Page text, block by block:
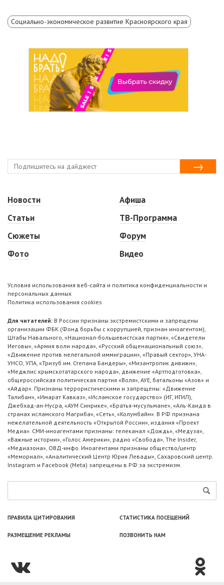
Социально-экономическое развитие Красноярского края
Новости
Статьи
Сюжеты
Фото
Афиша
ТВ-Программа
Форум
Видео
Условия использования веб-сайта и политика конфиденциальности и
персональных данных
Политика использования cookies
Для читателей: В России признаны экстремистскими и запрещены
организации ФБК (Фонд борьбы с коррупцией, признан иноагентом),
Штабы Навального, «Национал-большевистская партия», «Свидетели
Иеговы», «Армия воли народа», «Русский общенациональный союз»,
«Движение против нелегальной иммиграции», «Правый сектор», УНА-
УНСО, УПА, «Тризуб им. Степана Бандеры», «Мизантропик дивижн»,
«Меджлис крымскотатарского народа», движение «Артподготовка»,
общероссийская политическая партия «Воля», АУЕ, батальоны «Азов» и
«Айдар». Признаны террористическими и запрещены: «Движение
Талибан», «Имарат Кавказ», «Исламское государство» (ИГ, ИГИЛ),
Джебхад-ан-Нусра, «АУМ Синрике», «Братья-мусульмане», «Аль-Каида в
странах исламского Магриба», «Сеть», «Колумбайн». В РФ признана
нежелательной деятельность «Открытой России», издания «Проект
Медиа». СМИ-иноагентами признаны: телеканал «Дождь», «Медуза»,
«Важные истории», «Голос Америки», радио «Свобода», The Insider,
«Медиазона», ОВД-инфо. Иноагентами признаны общество/центр
«Мемориал», «Аналитический Центр Юрия Левады», Сахаровский центр.
Instagram и Facebook (Metа) запрещены в РФ за экстремизм.
ПРАВИЛА ЦИТИРОВАНИЯ СТАТИСТИКА ПОСЕЩЕНИЙ
РАЗМЕЩЕНИЕ РЕКЛАМЫ ПОЗВОНИТЬ НАМ